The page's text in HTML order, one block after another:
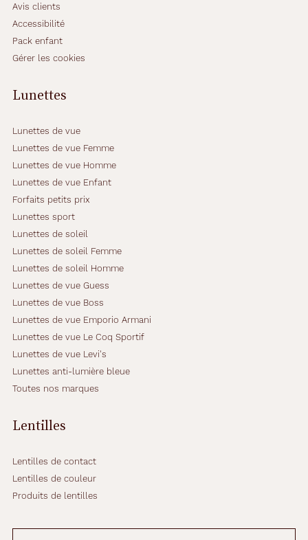
Avis clients
Accessibilité
Pack enfant
Gérer les cookies
Lunettes
Lunettes de vue
Lunettes de vue Femme
Lunettes de vue Homme
Lunettes de vue Enfant
Forfaits petits prix
Lunettes sport
Lunettes de soleil
Lunettes de soleil Femme
Lunettes de soleil Homme
Lunettes de vue Guess
Lunettes de vue Boss
Lunettes de vue Emporio Armani
Lunettes de vue Le Coq Sportif
Lunettes de vue Levi's
Lunettes anti-lumière bleue
Toutes nos marques
Lentilles
Lentilles de contact
Lentilles de couleur
Produits de lentilles